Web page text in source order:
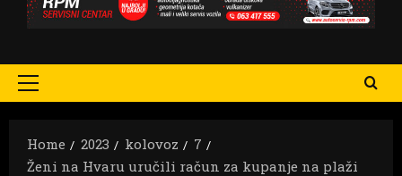
Primary
Home
2023 kolovoz
7
Ženi na Hvaru uručili račun za kupanje na plaži